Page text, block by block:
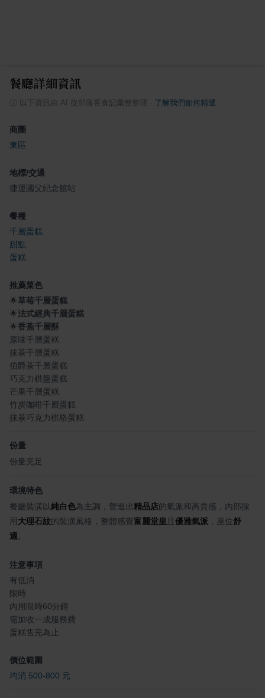
餐廳詳細資訊
以下資訊由 AI 從部落客食記彙整整理 了解我們如何精選
商圈
東區
地標/交通
捷運國父紀念館站
餐種
千層蛋糕
甜點
蛋糕
推薦菜色
🌟草莓千層蛋糕
🌟法式經典千層蛋糕
🌟香蕉千層酥
原味千層蛋糕
抹茶千層蛋糕
伯爵茶千層蛋糕
巧克力棋盤蛋糕
芒果千層蛋糕
竹炭咖啡千層蛋糕
抹茶巧克力棋格蛋糕
份量
份量充足
環境特色
餐廳裝潢以純白色為主調，營造出精品店的氣派和高貴感，內部採
用 大理石紋的裝潢風格，整體感覺富麗堂皇 且 優雅氣派 ，座位舒
適
注意事項
有低消
限時
內用限時60分鐘
需加收一成服務費
蛋糕售完為止
價位範圍
均消 500-800 元